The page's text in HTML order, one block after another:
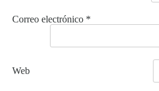
Correo electrónico *
Web